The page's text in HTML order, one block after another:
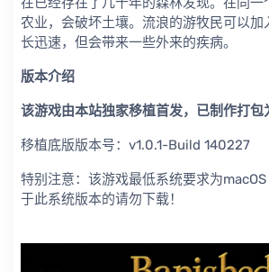
农业，会破坏土壤。流浪的游牧民可以加
长迅速，但会带来一些外来的疾病。
版本介绍
该游戏由本站独家移植首发，已制作打包
移植底版版本号：v1.0.1-Build 140227
特别注意：该游戏最低系统要求为
于此系统版本的请勿下载！